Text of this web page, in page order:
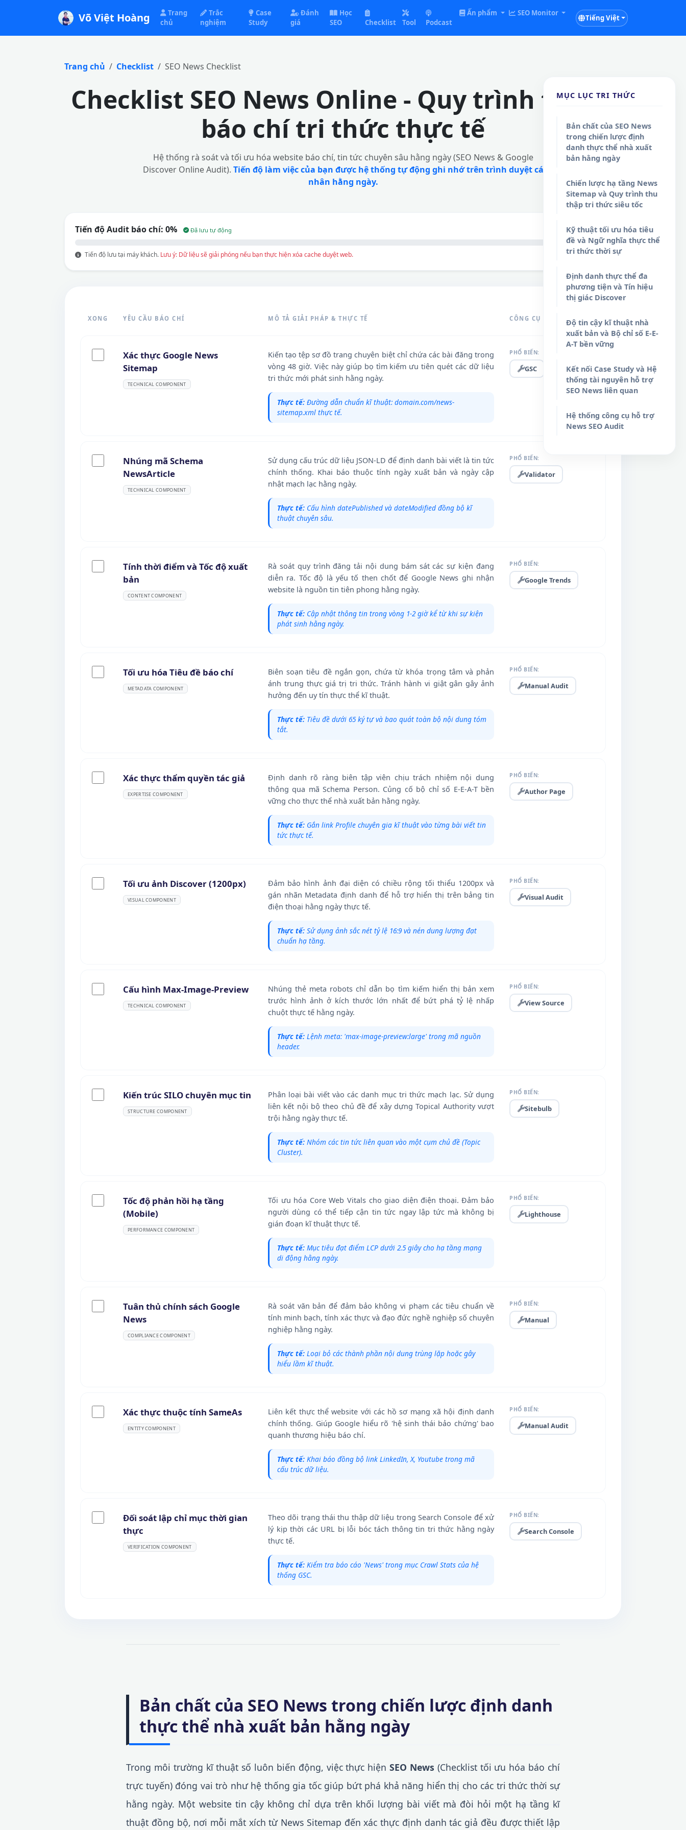
Võ Việt Hoàng
Trang
chủ
Trắc
nghiệm
Case
Study
Đánh
giá
Học
SEO
Checklist Tool Podcast
Ấn phẩm SEO Monitor
Tiếng Việt
Trang chủ Checklist SEO News Checklist
MỤC LỤC TRI THỨC
Bản chất của SEO News
trong chiến lược định
danh thực thể nhà xuất
bản hằng ngày
Chiến lược hạ tầng News
Sitemap và Quy trình thu
thập tri thức siêu tốc
Kỹ thuật tối ưu hóa tiêu
đề và Ngữ nghĩa thực thể
tri thức thời sự
Định danh thực thể đa
phương tiện và Tín hiệu
thị giác Discover
Độ tin cậy kĩ thuật nhà
xuất bản và Bộ chỉ số E-E-
A-T bền vững
Kết nối Case Study và Hệ
thống tài nguyên hỗ trợ
SEO News liên quan
Hệ thống công cụ hỗ trợ
News SEO Audit
Checklist SEO News Online - Quy trình tối ưu
báo chí tri thức thực tế
Hệ thống rà soát và tối ưu hóa website báo chí, tin tức chuyên sâu hằng ngày (SEO News & Google
Discover Online Audit). Tiến độ làm việc của bạn được hệ thống tự động ghi nhớ trên trình duyệt cá
nhân hằng ngày.
Tiến độ Audit báo chí: 0% Đã lưu tự động 0 / 12 hoàn thành
Tiến độ lưu tại máy khách. Lưu ý: Dữ liệu sẽ giải phóng nếu bạn thực hiện xóa cache duyệt web. Làm mới bảng kiểm
XONG YÊU CẦU BÁO CHÍ MÔ TẢ GIẢI PHÁP & THỰC TẾ CÔNG CỤ HỖ TRỢ
Xác thực Google News
Sitemap
TECHNICAL COMPONENT
Kiến tạo tệp sơ đồ trang chuyên biệt chỉ chứa các bài đăng trong
vòng 48 giờ. Việc này giúp bọ tìm kiếm ưu tiên quét các dữ liệu
tri thức mới phát sinh hằng ngày.
Thực tế: Đường dẫn chuẩn kĩ thuật: domain.com/news-
sitemap.xml thực tế.
PHỔ BIẾN:
GSC
Nhúng mã Schema
NewsArticle
TECHNICAL COMPONENT
Sử dụng cấu trúc dữ liệu JSON-LD để định danh bài viết là tin tức
chính thống. Khai báo thuộc tính ngày xuất bản và ngày cập
nhật mạch lạc hằng ngày.
Thực tế: Cấu hình datePublished và dateModified đồng bộ kĩ
thuật chuyên sâu.
PHỔ BIẾN:
Validator
Tính thời điểm và Tốc độ xuất
bản
CONTENT COMPONENT
Rà soát quy trình đăng tải nội dung bám sát các sự kiện đang
diễn ra. Tốc độ là yếu tố then chốt để Google News ghi nhận
website là nguồn tin tiên phong hằng ngày.
Thực tế: Cập nhật thông tin trong vòng 1-2 giờ kể từ khi sự kiện
phát sinh hằng ngày.
PHỔ BIẾN:
Google Trends
Tối ưu hóa Tiêu đề báo chí
METADATA COMPONENT
Biên soạn tiêu đề ngắn gọn, chứa từ khóa trọng tâm và phản
ánh trung thực giá trị tri thức. Tránh hành vi giật gân gây ảnh
hưởng đến uy tín thực thể kĩ thuật.
Thực tế: Tiêu đề dưới 65 ký tự và bao quát toàn bộ nội dung tóm
tắt.
PHỔ BIẾN:
Manual Audit
Xác thực thẩm quyền tác giả
EXPERTISE COMPONENT
Định danh rõ ràng biên tập viên chịu trách nhiệm nội dung
thông qua mã Schema Person. Củng cố bộ chỉ số E-E-A-T bền
vững cho thực thể nhà xuất bản hằng ngày.
Thực tế: Gắn link Profile chuyên gia kĩ thuật vào từng bài viết tin
tức thực tế.
PHỔ BIẾN:
Author Page
Tối ưu ảnh Discover (1200px)
VISUAL COMPONENT
Đảm bảo hình ảnh đại diện có chiều rộng tối thiểu 1200px và
gán nhãn Metadata định danh để hỗ trợ hiển thị trên bảng tin
điện thoại hằng ngày thực tế.
Thực tế: Sử dụng ảnh sắc nét tỷ lệ 16:9 và nén dung lượng đạt
chuẩn hạ tầng.
PHỔ BIẾN:
Visual Audit
Cấu hình Max-Image-Preview
TECHNICAL COMPONENT
Nhúng thẻ meta robots chỉ dẫn bọ tìm kiếm hiển thị bản xem
trước hình ảnh ở kích thước lớn nhất để bứt phá tỷ lệ nhấp
chuột thực tế hằng ngày.
Thực tế: Lệnh meta: 'max-image-preview:large' trong mã nguồn
header.
PHỔ BIẾN:
View Source
Kiến trúc SILO chuyên mục tin
STRUCTURE COMPONENT
Phân loại bài viết vào các danh mục tri thức mạch lạc. Sử dụng
liên kết nội bộ theo chủ đề để xây dựng Topical Authority vượt
trội hằng ngày thực tế.
Thực tế: Nhóm các tin tức liên quan vào một cụm chủ đề (Topic
Cluster).
PHỔ BIẾN:
Sitebulb
Tốc độ phản hồi hạ tầng
(Mobile)
PERFORMANCE COMPONENT
Tối ưu hóa Core Web Vitals cho giao diện điện thoại. Đảm bảo
người dùng có thể tiếp cận tin tức ngay lập tức mà không bị
gián đoạn kĩ thuật thực tế.
Thực tế: Mục tiêu đạt điểm LCP dưới 2.5 giây cho hạ tầng mạng
di động hằng ngày.
PHỔ BIẾN:
Lighthouse
Tuân thủ chính sách Google
News
COMPLIANCE COMPONENT
Rà soát văn bản để đảm bảo không vi phạm các tiêu chuẩn về
tính minh bạch, tính xác thực và đạo đức nghề nghiệp số chuyên
nghiệp hằng ngày.
Thực tế: Loại bỏ các thành phần nội dung trùng lặp hoặc gây
hiểu lầm kĩ thuật.
PHỔ BIẾN:
Manual
Xác thực thuộc tính SameAs
ENTITY COMPONENT
Liên kết thực thể website với các hồ sơ mạng xã hội định danh
chính thống. Giúp Google hiểu rõ 'hệ sinh thái bảo chứng' bao
quanh thương hiệu báo chí.
Thực tế: Khai báo đồng bộ link LinkedIn, X, Youtube trong mã
cấu trúc dữ liệu.
PHỔ BIẾN:
Manual Audit
Đối soát lập chỉ mục thời gian
thực
VERIFICATION COMPONENT
Theo dõi trạng thái thu thập dữ liệu trong Search Console để xử
lý kịp thời các URL bị lỗi bóc tách thông tin tri thức hằng ngày
thực tế.
Thực tế: Kiểm tra báo cáo 'News' trong mục Crawl Stats của hệ
thống GSC.
PHỔ BIẾN:
Search Console
Bản chất của SEO News trong chiến lược định danh
thực thể nhà xuất bản hằng ngày
Trong môi trường kĩ thuật số luôn biến động, việc thực hiệnSEO News (Checklist tối ưu hóa báo chí
trực tuyến) đóng vai trò như hệ thống gia tốc giúp bứt phá khả năng hiển thị cho các tri thức thời sự
hằng ngày. Một website tin cậy không chỉ dựa trên khối lượng bài viết mà đòi hỏi một hạ tầng kĩ
thuật đồng bộ, nơi mỗi mắt xích từ News Sitemap đến xác thực định danh tác giả đều được thiết lập